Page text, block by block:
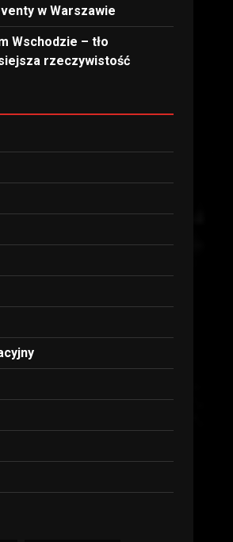
w Warszawie
Wschodzie – tło
rzeczywistość